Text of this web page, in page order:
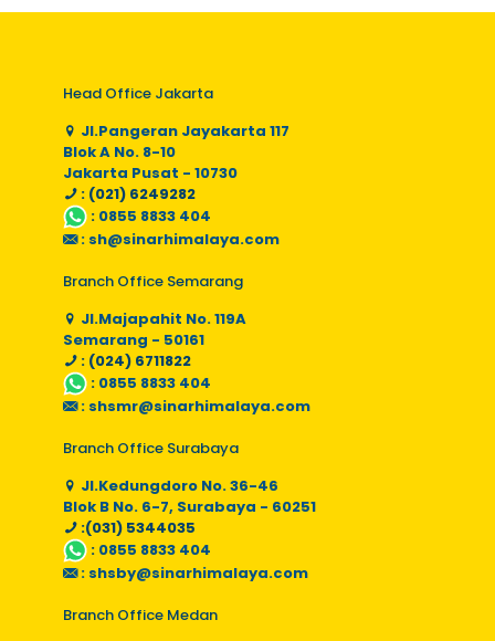
Head Office Jakarta
Jl.Pangeran Jayakarta 117
Blok A No. 8-10
Jakarta Pusat - 10730
: (021) 6249282
: 0855 8833 404
: sh@sinarhimalaya.com
Branch Office Semarang
Jl.Majapahit No. 119A
Semarang - 50161
: (024) 6711822
: 0855 8833 404
: shsmr@sinarhimalaya.com
Branch Office Surabaya
Jl.Kedungdoro No. 36-46
Blok B No. 6-7, Surabaya - 60251
:(031) 5344035
: 0855 8833 404
: shsby@sinarhimalaya.com
Branch Office Medan